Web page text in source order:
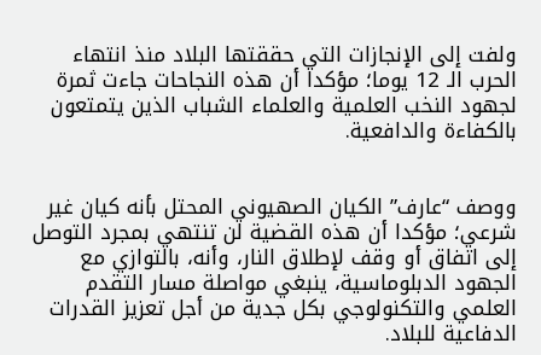
ولفت إلى الإنجازات التي حققتها البلاد منذ انتهاء
الحرب الـ 12 يوما؛ مؤكدا أن هذه النجاحات جاءت ثمرة
لجهود النخب العلمية والعلماء الشباب الذين يتمتعون
بالكفاءة والدافعية.
ووصف “عارف” الكيان الصهيوني المحتل بأنه كيان غير
شرعي؛ مؤكدا أن هذه القضية لن تنتهي بمجرد التوصل
إلى اتفاق أو وقف لإطلاق النار، وأنه، بالتوازي مع
الجهود الدبلوماسية، ينبغي مواصلة مسار التقدم
العلمي والتكنولوجي بكل جدية من أجل تعزيز القدرات
الدفاعية للبلاد.